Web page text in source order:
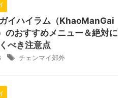
イハイラム（KhaoManGai
のおすすめメニュー＆絶対に
べき注意点
チェンマイ郊外